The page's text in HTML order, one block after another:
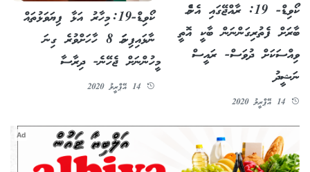
ކޯވިޑް- 19: ރާއްޖޭގައި އެންމެ
ބާރަށް ފެތުރިގަންނަން ބާކީ އޮތީ
ވިއްސަކަށް ދުވަސް- ރައީސް
ނަޝީދު
14 އޭޕްރީލު 2020
ކޯވިޑް-19: މިހާރު އަޅާ ފިޔަވަޅުތައް
ނާޅައިފިނަމަ 8 ހާހަށްވުރެ ގިނަ
މީހުންނަށް ޖެހޭނެ- ދިރާސާ
14 އޭޕްރީލު 2020
Ad